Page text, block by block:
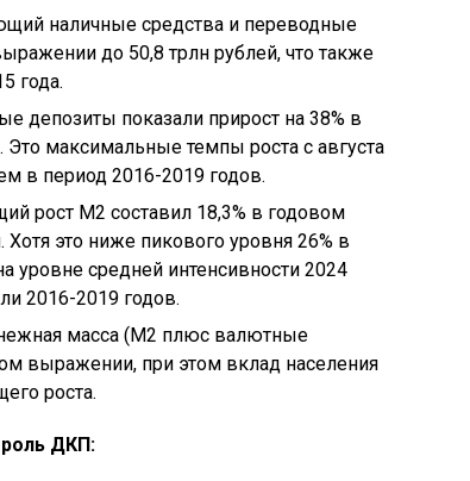
наличные средства и переводные
до 50,8 трлн рублей, что также
года.
депозиты показали прирост на 38% в
максимальные темпы роста с августа
в период 2016-2019 годов.
рост М2 составил 18,3% в годовом
это ниже пикового уровня 26% в
уровне средней интенсивности 2024
2016-2019 годов.
масса (М2 плюс валютные
выражении, при этом вклад населения
роста.
ДКП: